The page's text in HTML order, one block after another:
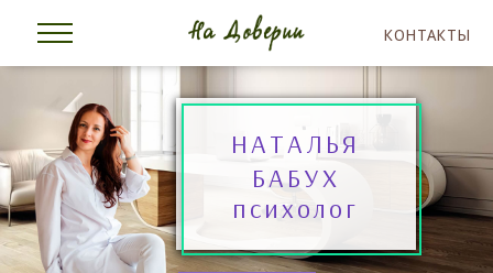
КОНТАКТЫ
НАТАЛЬЯ
БАБУХ
психолог